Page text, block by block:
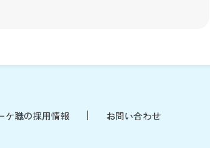
ケ職の採用情報 お問い合わせ